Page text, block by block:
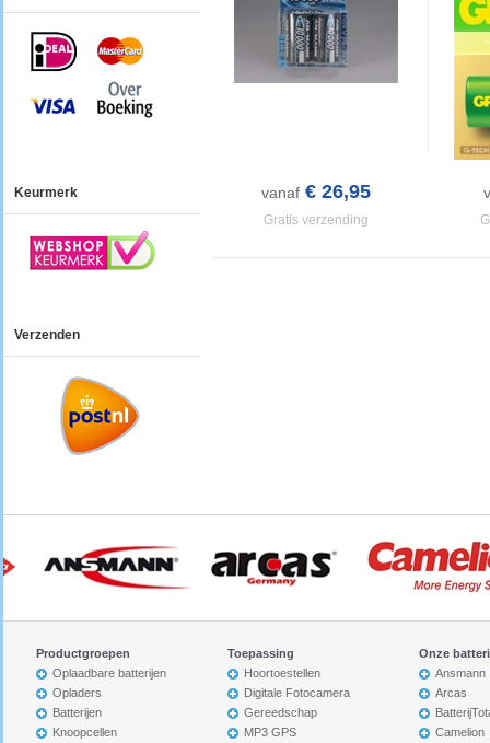
Keurmerk
Verzenden
vanaf € 26,95
Gratis verzending
Productgroepen
Oplaadbare batterijen
Opladers
Batterijen
Knoopcellen
Toepassing
Hoortoestellen
Digitale Fotocamera
Gereedschap
MP3 GPS
Onze
Ansmann
Arcas
Camelion